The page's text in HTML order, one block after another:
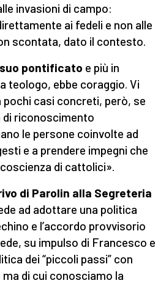
invasioni di campo:
ai fedeli e non alle
scontata, dato il contesto.
pontificato e più in
teologo, ebbe coraggio. Vi
casi concreti, però, se
di riconoscimento
le persone coinvolte ad
e a prendere impegni che
di cattolici».
di Parolin alla Segreteria
ad adottare una politica
e l’accordo provvisorio
su impulso di Francesco e
dei “piccoli passi” con
di cui conosciamo la